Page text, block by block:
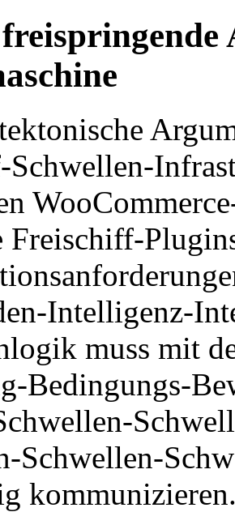
Freischiff-
Intelligenz-
muss mit
Bedingungs-
Schwellen-